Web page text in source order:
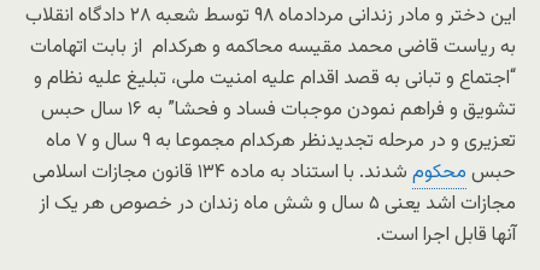
این دختر و مادر زندانی مردادماه ۹۸ توسط شعبه ۲۸ دادگاه انقلاب
به ریاست قاضی محمد مقیسه محاکمه و هرکدام از بابت اتهامات
“اجتماع و تبانی به قصد اقدام علیه امنیت ملی، تبلیغ علیه نظام و
تشویق و فراهم نمودن موجبات فساد و فحشا” به ۱۶ سال حبس
تعزیری و در مرحله تجدیدنظر هرکدام مجموعا به ۹ سال و ۷ ماه
حبس محکوم
شدند. با استناد به ماده ۱۳۴ قانون مجازات اسلامی
مجازات اشد یعنی ۵ سال و شش ماه زندان در خصوص هر یک از
آنها قابل اجرا است.